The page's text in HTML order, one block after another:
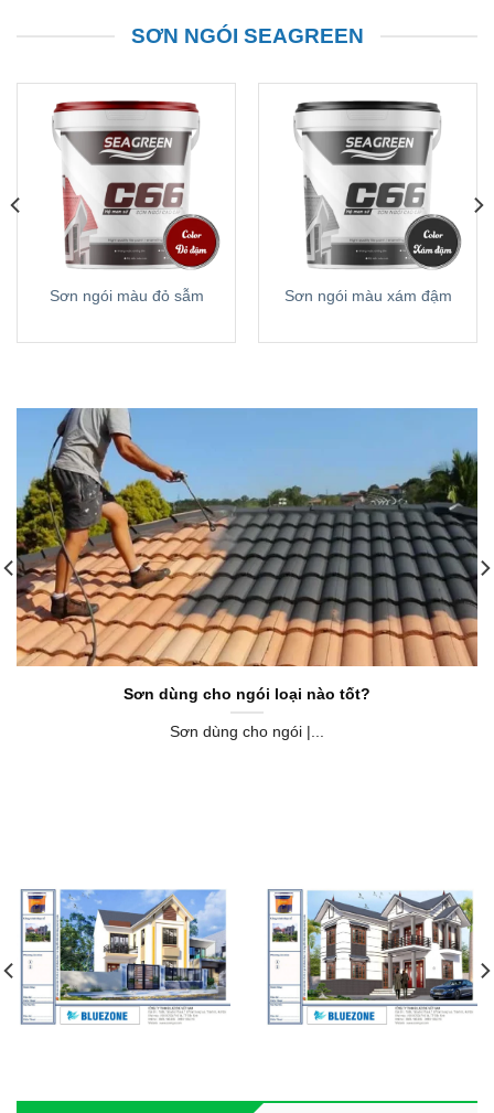
SƠN NGÓI SEAGREEN
Sơn ngói màu đỏ sẫm Sơn ngói màu xám đậm
Sơn dùng cho ngói loại nào tốt?
Sơn dùng cho ngói |...